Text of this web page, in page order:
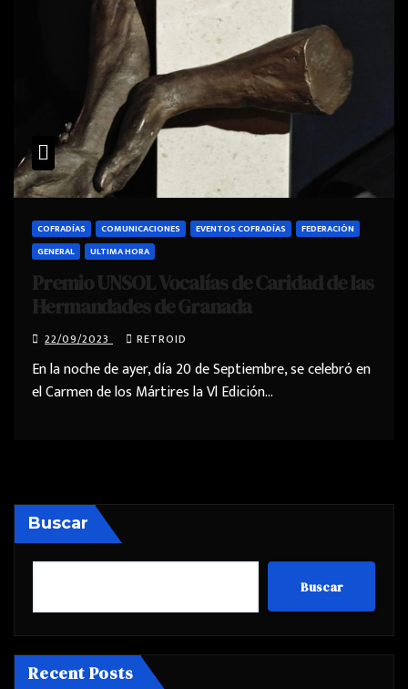
COFRADÍAS COMUNICACIONES EVENTOS COFRADÍAS
FEDERACIÓN
GENERAL
ULTIMA HORA
Premio UNSOL Vocalías de Caridad de las
Hermandades de Granada
22/09/2023 RETROID
En la noche de ayer, día 20 de Septiembre, se celebró en
el Carmen de los Mártires la Vl Edición…
Buscar
Buscar
Recent Posts